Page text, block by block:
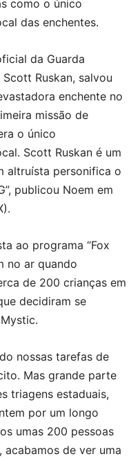
como o único
das enchentes.
da Guarda
Ruskan, salvou
enchente no
missão de
o único
Scott Ruskan é um
altruísta personifica o
publicou Noem em
ao programa “Fox
no ar quando
de 200 crianças em
decidiram se
nossas tarefas de
Mas grande parte
triagens estaduais,
por um longo
umas 200 pessoas
acabamos de ver uma